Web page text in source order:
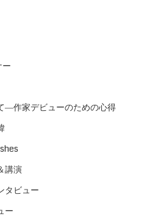
―作家デビューのための心得
講演
タビュー
ー